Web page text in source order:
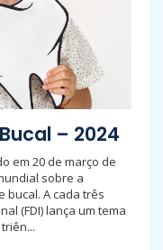
– 2024
em 20 de março de
sobre a
bucal. A cada três
(FDI) lança um tema